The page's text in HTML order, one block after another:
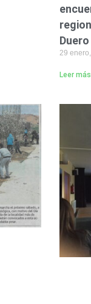
Duero
29
Leer